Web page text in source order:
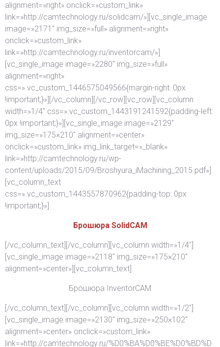
alignment=»right» onclick=»custom_link»
link=»http://camtechnology.ru/solidcam/»][vc_single_image
image=»2171″ img_size=»full» alignment=»right»
onclick=»custom_link»
link=»http://camtechnology.ru/inventorcam/»]
[vc_single_image image=»2280″ img_size=»full»
alignment=»right»
css=».vc_custom_1446575049566{margin-right: 0px
!important;}»][/vc_column][/vc_row][vc_row][vc_column
width=»1/4″ css=».vc_custom_1443191241592{padding-left:
0px !important;}»][vc_single_image image=»2129″
img_size=»175×210″ alignment=»center»
onclick=»custom_link» img_link_target=»_blank»
link=»http://camtechnology.ru/wp-
content/uploads/2015/09/Broshyura_iMachining_2015.pdf»]
[vc_column_text
css=».vc_custom_1443557870962{padding-top: 0px
!important;}»]
Брошюра SolidCAM
[/vc_column_text][/vc_column][vc_column width=»1/4″]
[vc_single_image image=»2118″ img_size=»175×210″
alignment=»center»][vc_column_text]
Брошюра InventorCAM
[/vc_column_text][/vc_column][vc_column width=»1/2″]
[vc_single_image image=»2130″ img_size=»250×102″
alignment=»center» onclick=»custom_link»
link=»http://camtechnology.ru/%D0%BA%D0%BE%D0%BD%D